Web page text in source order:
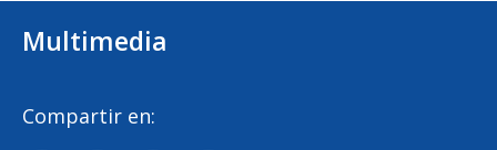
Multimedia
Compartir en: